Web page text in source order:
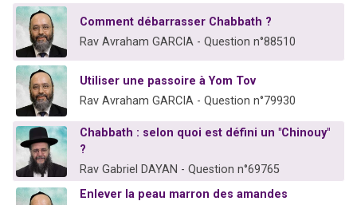
Comment débarrasser Chabbath ?
Rav Avraham GARCIA - Question n°88510
Utiliser une passoire à Yom Tov
Rav Avraham GARCIA - Question n°79930
Chabbath : selon quoi est défini un "Chinouy"
?
Rav Gabriel DAYAN - Question n°69765
Enlever la peau marron des amandes